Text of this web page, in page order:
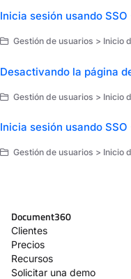
Inicia sesión usando
Gestión de usuarios > Inicio de
Desactivando la página
Gestión de usuarios > Inicio de
Inicia sesión usando
Gestión de usuarios > Inicio de
Document360
Clientes
Precios
Recursos
Solicitar una demo